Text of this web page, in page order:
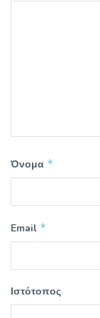
Όνομα *
Email *
Ιστότοπος